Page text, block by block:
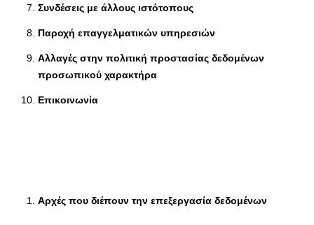
Συνδέσεις με άλλους ιστότοπους
Παροχή επαγγελματικών υπηρεσιών
Αλλαγές στην πολιτική προστασίας δεδομένων
προσωπικού χαρακτήρα
Επικοινωνία
Αρχές που διέπουν την επεξεργασία δεδομένων